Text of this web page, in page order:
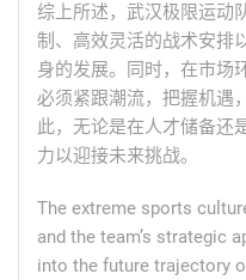
综上所述，武汉极限运动
制、高效灵活的战术安排
身的发展。同时，在市场
必须紧跟潮流，把握机遇
此，无论是在人才储备还
力以迎接未来挑战。
The extreme sports
and the team’s strategic
into the future trajectory